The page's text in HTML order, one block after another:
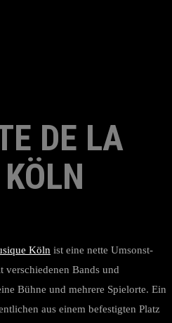
DE LA
Köln ist eine nette Umsonst-
verschiedenen Bands und
Bühne und mehrere Spielorte. Ein
aus einem befestigten Platz